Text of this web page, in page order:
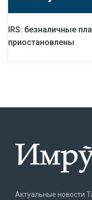
IRS: безналичные
приостановлены
Актуальные новости